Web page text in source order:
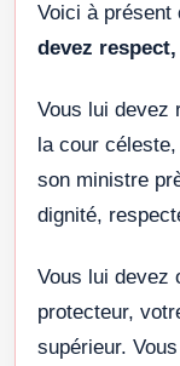
Voici à présent
devez
Vous lui devez
la cour
son ministre
dignité,
Vous lui devez
protecteur,
supérieur.